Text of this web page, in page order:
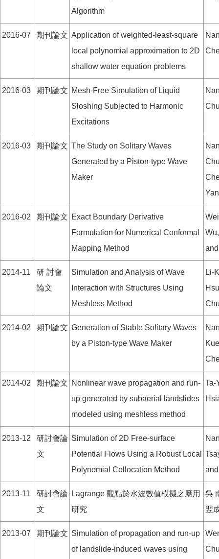
Algorithm
2016-07 期刊論文 Application of weighted-least-square
local polynomial approximation to 2D
shallow water equation problems
2016-03 期刊論文 Mesh-Free Simulation of Liquid
Sloshing Subjected to Harmonic
Excitations
2016-03 期刊論文 The Study on Solitary Waves
Generated by a Piston-type Wave
Maker
2016-02 期刊論文 Exact Boundary Derivative
Formulation for Numerical Conformal
Mapping Method
2014-11
研 討會
論文
Simulation and Analysis of Wave
Interaction with Structures Using
Meshless Method
Li-
2014-02 期刊論文 Generation of Stable Solitary Waves
by a Piston-type Wave Maker
2014-02 期刊論文 Nonlinear wave propagation and run-
up generated by subaerial landslides
modeled using meshless method
Ta-
2013-12
研討會論
文
Simulation of 2D Free-surface
Potential Flows Using a Robust Local
Polynomial Collocation Method
2013-11
研討會論
文
Lagrange 觀點於水波數值模擬之應用
研究
吳
翌
2013-07 期刊論文 Simulation of propagation and run-up
of landslide-induced waves using